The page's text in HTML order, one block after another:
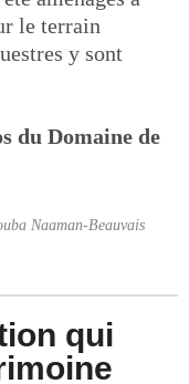
le terrain
y sont
du Domaine de
Naaman-Beauvais
qui